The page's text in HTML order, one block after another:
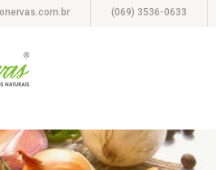
(069) 3536-0633